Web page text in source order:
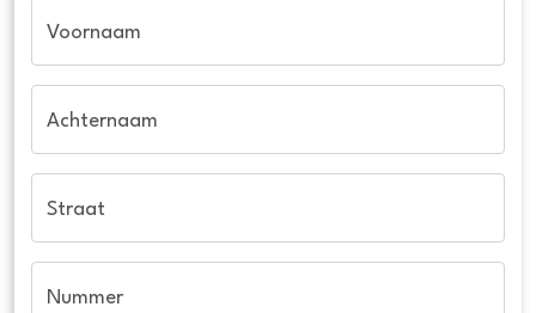
Voornaam
Achternaam
Straat
Nummer